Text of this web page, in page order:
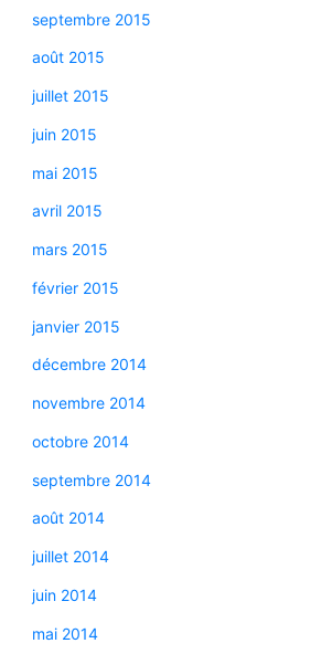
septembre 2015
août 2015
juillet 2015
juin 2015
mai 2015
avril 2015
mars 2015
février 2015
janvier 2015
décembre 2014
novembre 2014
octobre 2014
septembre 2014
août 2014
juillet 2014
juin 2014
mai 2014